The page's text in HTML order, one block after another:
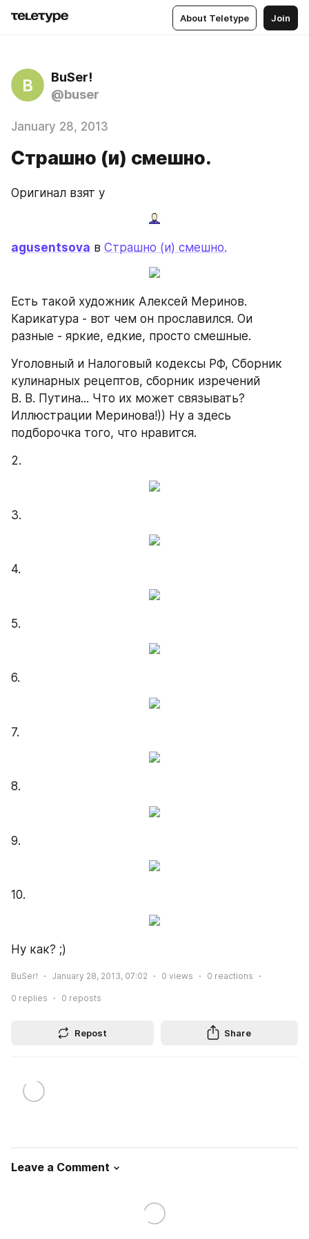
About Teletype Join
B
BuSer!
@buser
January 28, 2013
Страшно (и) смешно.
Оригинал взят у
agusentsova в Страшно (и) смешно.
Есть такой художник Алексей Меринов.
Карикатура - вот чем он прославился. Ои
разные - яркие, едкие, просто смешные.
Уголовный и Налоговый кодексы РФ, Сборник
кулинарных рецептов, сборник изречений
В. В. Путина... Что их может связывать?
Иллюстрации Меринова!)) Ну а здесь
подборочка того, что нравится.
2.
3.
4.
5.
6.
7.
8.
9.
10.
Ну как? ;)
BuSer! January 28, 2013, 07:02 0 views 0 reactions
0 replies 0 reposts
Repost Share
Leave a Comment